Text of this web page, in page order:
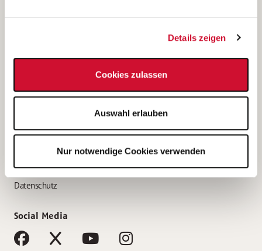
Details zeigen
Cookies zulassen
Auswahl erlauben
Nur notwendige Cookies verwenden
Bewerbung als Altenpflegehelfer*in
Bewerbung als Erzieher*in
AWO Gliederungen nach Bundesland
Impressum
Datenschutz
Social Media